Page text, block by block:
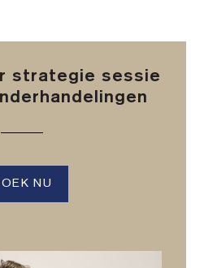
strategie sessie
NU